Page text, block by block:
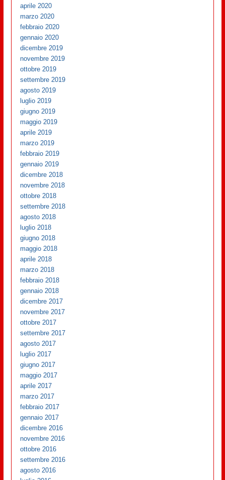
aprile 2020
marzo 2020
febbraio 2020
gennaio 2020
dicembre 2019
novembre 2019
ottobre 2019
settembre 2019
agosto 2019
luglio 2019
giugno 2019
maggio 2019
aprile 2019
marzo 2019
febbraio 2019
gennaio 2019
dicembre 2018
novembre 2018
ottobre 2018
settembre 2018
agosto 2018
luglio 2018
giugno 2018
maggio 2018
aprile 2018
marzo 2018
febbraio 2018
gennaio 2018
dicembre 2017
novembre 2017
ottobre 2017
settembre 2017
agosto 2017
luglio 2017
giugno 2017
maggio 2017
aprile 2017
marzo 2017
febbraio 2017
gennaio 2017
dicembre 2016
novembre 2016
ottobre 2016
settembre 2016
agosto 2016